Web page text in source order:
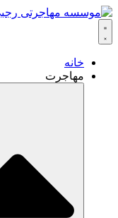
خانه
مهاجرت